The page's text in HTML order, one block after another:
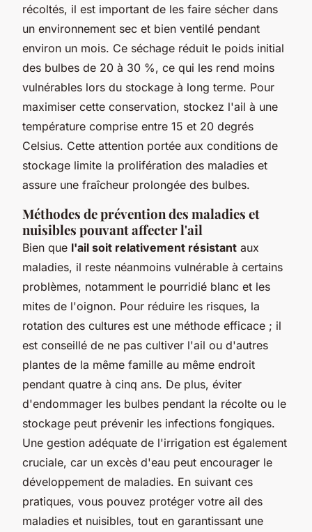
récoltés, il est important de les faire sécher dans
un environnement sec et bien ventilé pendant
environ un mois. Ce séchage réduit le poids initial
des bulbes de 20 à 30 %, ce qui les rend moins
vulnérables lors du stockage à long terme. Pour
maximiser cette conservation, stockez l'ail à une
température comprise entre 15 et 20 degrés
Celsius. Cette attention portée aux conditions de
stockage limite la prolifération des maladies et
assure une fraîcheur prolongée des bulbes.
Méthodes de prévention des maladies et
nuisibles pouvant affecter l'ail
Bien que l'ail soit relativement résistant aux
maladies, il reste néanmoins vulnérable à certains
problèmes, notamment le pourridié blanc et les
mites de l'oignon. Pour réduire les risques, la
rotation des cultures est une méthode efficace ; il
est conseillé de ne pas cultiver l'ail ou d'autres
plantes de la même famille au même endroit
pendant quatre à cinq ans. De plus, éviter
d'endommager les bulbes pendant la récolte ou le
stockage peut prévenir les infections fongiques.
Une gestion adéquate de l'irrigation est également
cruciale, car un excès d'eau peut encourager le
développement de maladies. En suivant ces
pratiques, vous pouvez protéger votre ail des
maladies et nuisibles, tout en garantissant une